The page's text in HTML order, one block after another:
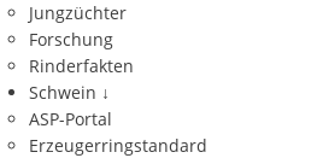
Jungzüchter
Forschung
Rinderfakten
Schwein ↓
ASP-Portal
Erzeugerringstandard